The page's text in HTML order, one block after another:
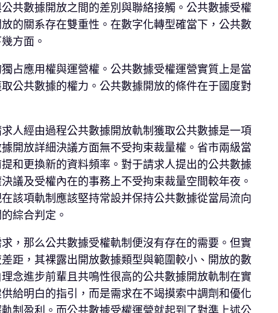
共數據開放之間的差別與聯絡接觸。公共數據受權
的關系存在雙重性。在數字化轉型確當下，公共數
方面。
占應用權與運營權。公共數據受權運營實質上是當
公共數據的權力。公共數據開放的條件在于國度對
人經由過程公共數據開放軌制獲取公共數據是一項
開放詳細決議方面無不受拘束裁量權。省市兩級當
和更換新的資料頻率。對于請求人提出的公共數據
議及受權內在的事務上不受拘束裁量空間較年夜。
該項軌制應該堅持常設并保持公共數據從當局流向
綜合判定。
，那么公共數據受權軌制便沒有存在的需要。但實
距，其裸露出開放數據類型與範圍較小、開放的數
念進步前輩且共鳴性很高的公共數據開放軌制在實
給明白的指引，而是需求在不竭摸索中調劑和優化
制盈利。而公共數據受權運營就起到了對準上述公